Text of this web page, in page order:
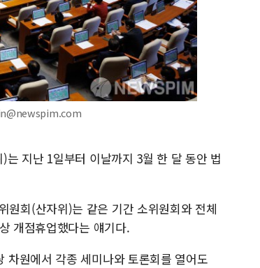
지난 1일부터 이날까지 3월 한 달 동안 법
원회(산자위)는 같은 기간 소위원회와 전체
개점휴업했다는 얘기다.
원에서 각종 세미나와 토론회를 열어도